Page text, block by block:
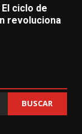
ciclo de
revoluciona
BUSCAR